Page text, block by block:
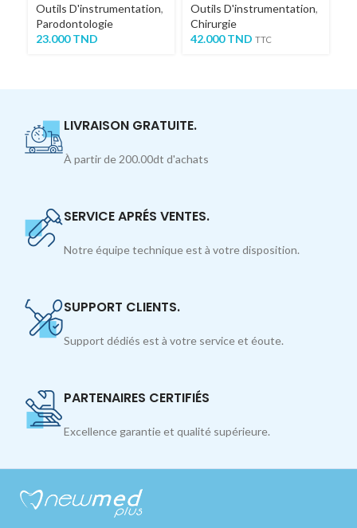
Outils D'instrumentation,
Parodontologie
23.000TND
Outils D'instrumentation,
Chirurgie
42.000TND TTC
LIVRAISON GRATUITE.
À partir de 200.00dt d'achats
SERVICE APRÉS VENTES.
Notre équipe technique est à votre disposition.
SUPPORT CLIENTS.
Support dédiés est à votre service et éoute.
PARTENAIRES CERTIFIÉS
Excellence garantie et qualité supérieure.